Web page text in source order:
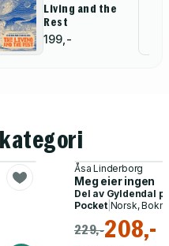
Living and the
Rest
199,-
Åsa Linderborg
Meg eier ingen
Del av Gyldendal
Pocket| Norsk,
229,-208,-